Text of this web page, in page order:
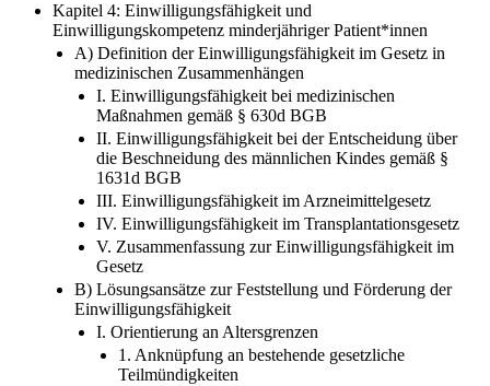
Kapitel 4: Einwilligungsfähigkeit und
Einwilligungskompetenz minderjähriger Patient*innen
A) Definition der Einwilligungsfähigkeit im Gesetz in
medizinischen Zusammenhängen
I. Einwilligungsfähigkeit bei medizinischen
Maßnahmen gemäß § 630d BGB
II. Einwilligungsfähigkeit bei der Entscheidung über
die Beschneidung des männlichen Kindes gemäß §
1631d BGB
III. Einwilligungsfähigkeit im Arzneimittelgesetz
IV. Einwilligungsfähigkeit im Transplantationsgesetz
V. Zusammenfassung zur Einwilligungsfähigkeit im
Gesetz
B) Lösungsansätze zur Feststellung und Förderung der
Einwilligungsfähigkeit
I. Orientierung an Altersgrenzen
1. Anknüpfung an bestehende gesetzliche
Teilmündigkeiten